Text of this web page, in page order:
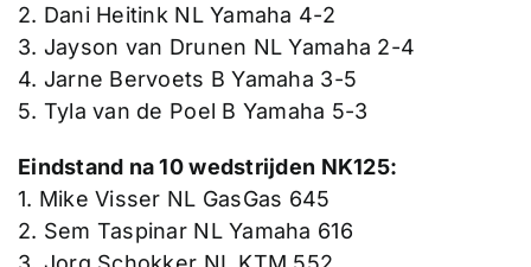
2. Dani Heitink NL Yamaha 4-2
3. Jayson van Drunen NL Yamaha 2-4
4. Jarne Bervoets B Yamaha 3-5
5. Tyla van de Poel B Yamaha 5-3
Eindstand na 10 wedstrijden NK125:
1. Mike Visser NL GasGas 645
2. Sem Taspinar NL Yamaha 616